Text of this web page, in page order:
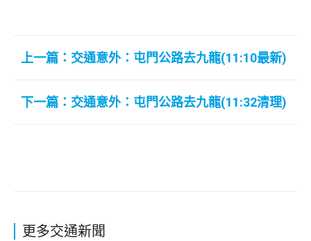
上一篇：交通意外：屯門公路去九龍(11:10最新)
下一篇：交通意外：屯門公路去九龍(11:32清理)
更多交通新聞